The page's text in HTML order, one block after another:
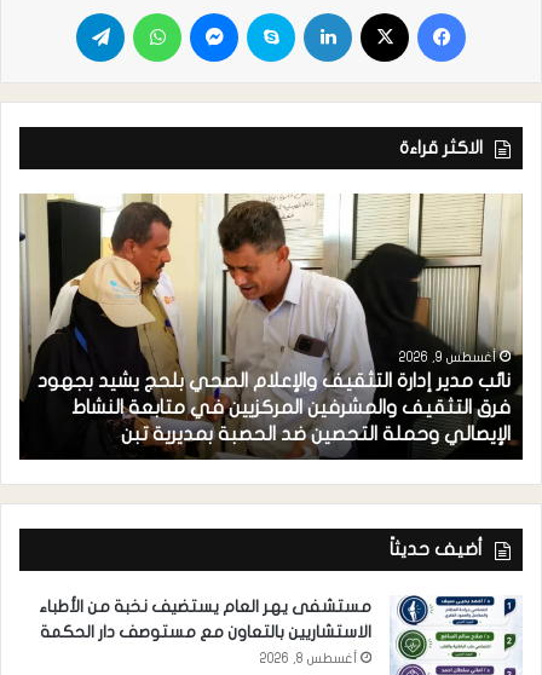
الاكثر قراءة
أغسطس 9, 2026
نائب مدير إدارة التثقيف والإعلام الصحي بلحج يشيد بجهود
فرق التثقيف والمشرفين المركزيين في متابعة النشاط
الإيصالي وحملة التحصين ضد الحصبة بمديرية تبن
أضيف حديثاً
مستشفى يهر العام يستضيف نخبة من الأطباء
الاستشاريين بالتعاون مع مستوصف دار الحكمة
أغسطس 8, 2026